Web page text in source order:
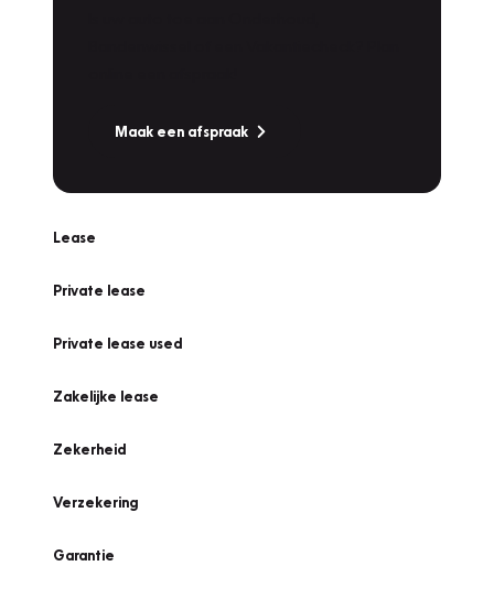
Maak een afspraak
Lease
Private lease
Private lease used
Zakelijke lease
Zekerheid
Verzekering
Garantie